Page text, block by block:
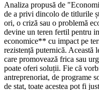
Analiza propusă de
de a privi dincolo de titlurile
ori, o criză sau o problemă
devine un teren fertil pentru
economice** cu impact pe
rezistență puternică. Această
care promovează frica sau
poate oferi soluții. Fie că
antreprenoriat, de programe
de stat, toate acestea pot fi